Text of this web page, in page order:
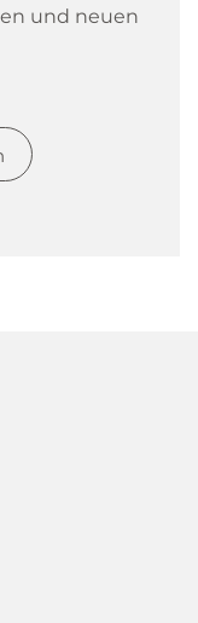
und neuen